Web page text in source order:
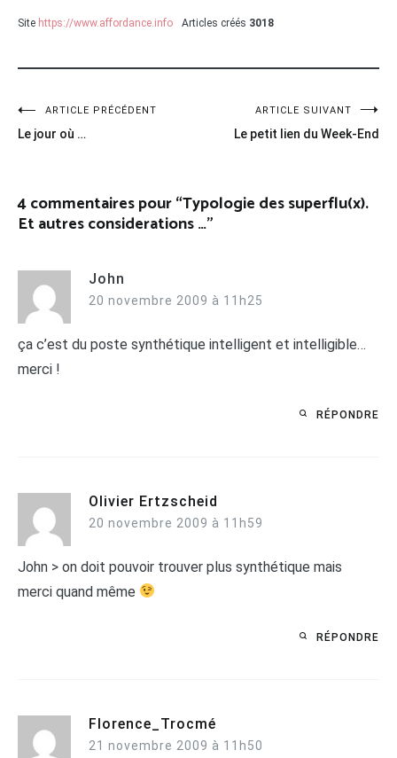
Site https://www.affordance.info Articles créés 3018
Navigation
de
ARTICLE PRÉCÉDENT
Le jour où …
ARTICLE SUIVANT
Le petit lien du Week-End
4 commentaires pour “Typologie des superflu(x).
Et autres considerations …”
John
20 novembre 2009 à 11h25
ça c’est du poste synthétique intelligent et intelligible…
merci !
RÉPONDRE
Olivier Ertzscheid
20 novembre 2009 à 11h59
John > on doit pouvoir trouver plus synthétique mais
merci quand même
RÉPONDRE
Florence_Trocmé
21 novembre 2009 à 11h50